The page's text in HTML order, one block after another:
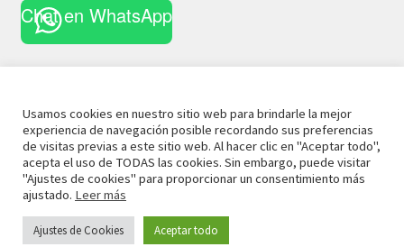
Chat en WhatsApp
© 2021 La Casa CuriosaAviso Legal
Términos y
Condiciones
Política de Privacidad Política de Cookies
Usamos cookies en nuestro sitio web para brindarle la mejor
experiencia de navegación posible recordando sus preferencias
de visitas previas a este sitio web. Al hacer clic en "Aceptar todo",
acepta el uso de TODAS las cookies. Sin embargo, puede visitar
"Ajustes de cookies" para proporcionar un consentimiento más
ajustado. Leer más
Ajustes de Cookies Aceptar todo